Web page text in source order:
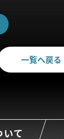
一覧へ戻る
て